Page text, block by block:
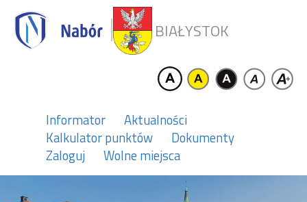
BIAŁYSTOK
Informator
Aktualności
Kalkulator punktów
Dokumenty
Zaloguj
Wolne miejsca